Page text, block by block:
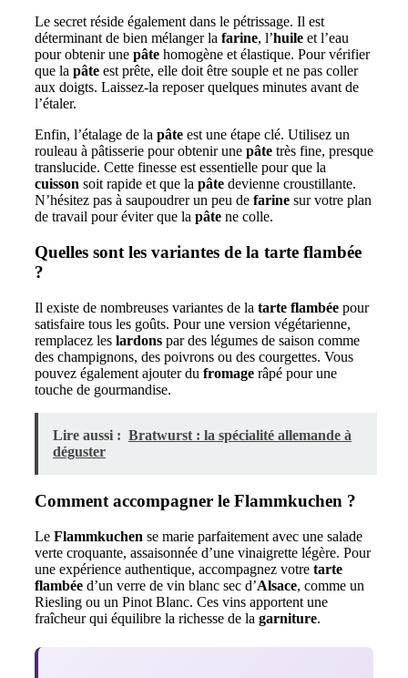
Le secret réside également dans le pétrissage. Il est
déterminant de bien mélanger la farine, l’huile et l’eau
pour obtenir une pâte homogène et élastique. Pour vérifier
que la pâte est prête, elle doit être souple et ne pas coller
aux doigts. Laissez-la reposer quelques minutes avant de
l’étaler.
Enfin, l’étalage de la pâte est une étape clé. Utilisez un
rouleau à pâtisserie pour obtenir une pâte très fine, presque
translucide. Cette finesse est essentielle pour que la
cuisson soit rapide et que la pâte devienne croustillante.
N’hésitez pas à saupoudrer un peu de farine sur votre plan
de travail pour éviter que la pâte ne colle.
Quelles sont les variantes de la tarte flambée
?
Il existe de nombreuses variantes de la tarte flambée pour
satisfaire tous les goûts. Pour une version végétarienne,
remplacez les lardons par des légumes de saison comme
des champignons, des poivrons ou des courgettes. Vous
pouvez également ajouter du fromage râpé pour une
touche de gourmandise.
Lire aussi : Bratwurst : la spécialité allemande à
déguster
Comment accompagner le Flammkuchen ?
Le Flammkuchen se marie parfaitement avec une salade
verte croquante, assaisonnée d’une vinaigrette légère. Pour
une expérience authentique, accompagnez votre tarte
flambée d’un verre de vin blanc sec d’Alsace, comme un
Riesling ou un Pinot Blanc. Ces vins apportent une
fraîcheur qui équilibre la richesse de la garniture.